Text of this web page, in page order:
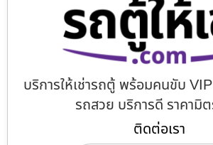
บริการให้เช่ารถตู้ พร้อมคนขับ
รถสวย บริการดี ราคามิ
ติดต่อเรา